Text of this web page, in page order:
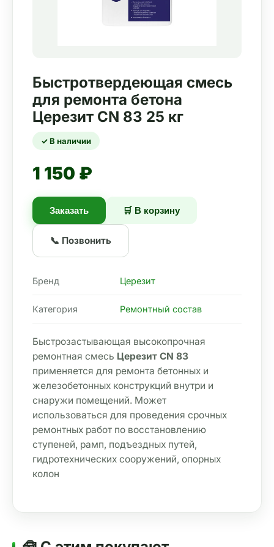
Быстротвердеющая смесь
для ремонта бетона
Церезит CN 83 25 кг
✓ В наличии
1 150 ₽
Заказать 🛒 В корзину
📞 Позвонить
Бренд Церезит
Категория Ремонтный состав
Быстрозастывающая высокопрочная
ремонтная смесь Церезит CN 83
применяется для ремонта бетонных и
железобетонных конструкций внутри и
снаружи помещений. Может
использоваться для проведения срочных
ремонтных работ по восстановлению
ступеней, рамп, подъездных путей,
гидротехнических сооружений, опорных
колон